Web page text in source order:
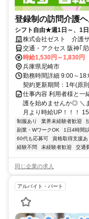
登録制の訪問介護
シフト自由★週1日～、1
株式会社ゼスト 介護
交通・アクセス 阪神｢
時給1,530円～1,830円
兵庫県尼崎市
勤務時間詳細 9:00～
契約更新期間：1年(原
仕事内容 利用者様と一
護を始めませんか◎ ＼
月より時給UP！！！
制服あり 業界未経験者歓迎
副業・WワークOK
1日4時間
60代も応募可
資格取得支援あ
経験不問
未経験者歓迎 交通
同じ企業の求人
アルバイト・パート